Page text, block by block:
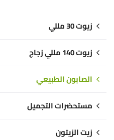
زيوت 30 مللي
زيوت 140 مللي زجاج
الصابون الطبيعي
مستحضرات التجميل
زيت الزيتون